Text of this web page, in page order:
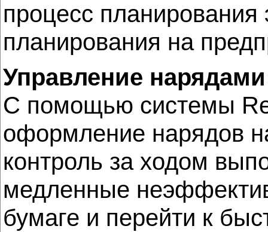
процесс планирования
планирования на
Управление
С помощью системы
оформление нарядов
контроль за ходом
медленные
бумаге и перейти к